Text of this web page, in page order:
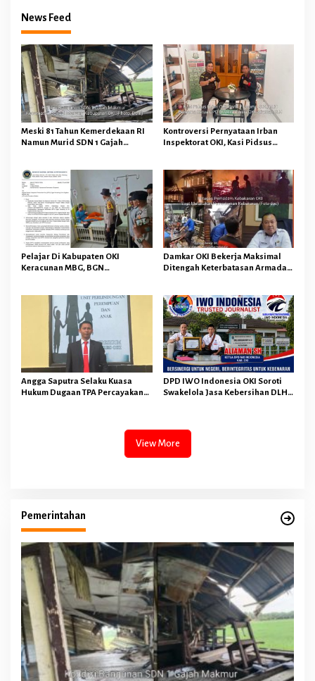
News Feed
Meski 81 Tahun Kemerdekaan RI
Namun Murid SDN 1 Gajah
Kontroversi Pernyataan Irban
Inspektorat OKI, Kasi Pidsus
Keuangan Negara Tidak
Menghapuskan Hukuman Pidana
Bagi Pelaku
Pelajar Di Kabupaten OKI
Keracunan MBG, BGN
Bandar Jaya
Damkar OKI Bekerja Maksimal
Ditengah Keterbatasan Armada
Angga Saputra Selaku Kuasa
Hukum Dugaan TPA Percayakan
DPD IWO Indonesia OKI Soroti
Swakelola Jasa Kebersihan DLH
View More
Pemerintahan